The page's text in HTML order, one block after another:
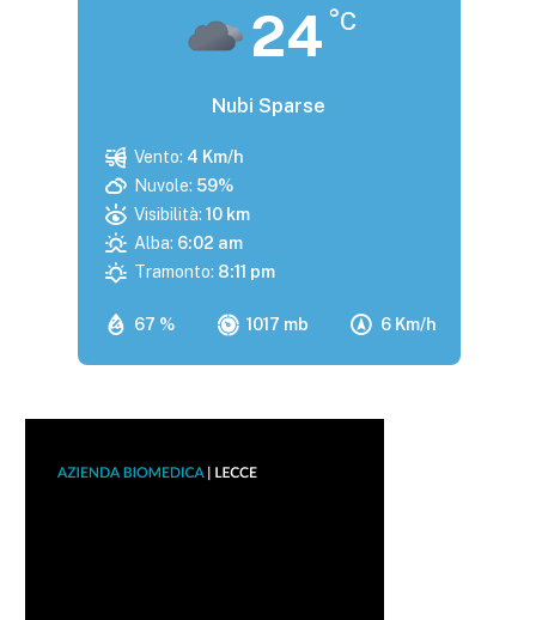
24 °C
Nubi Sparse
67 % 1017 mb 6 Km/h
Vento: 4 Km/h
Nuvole: 59%
Visibilità: 10 km
Alba: 6:02 am
Tramonto: 8:11 pm